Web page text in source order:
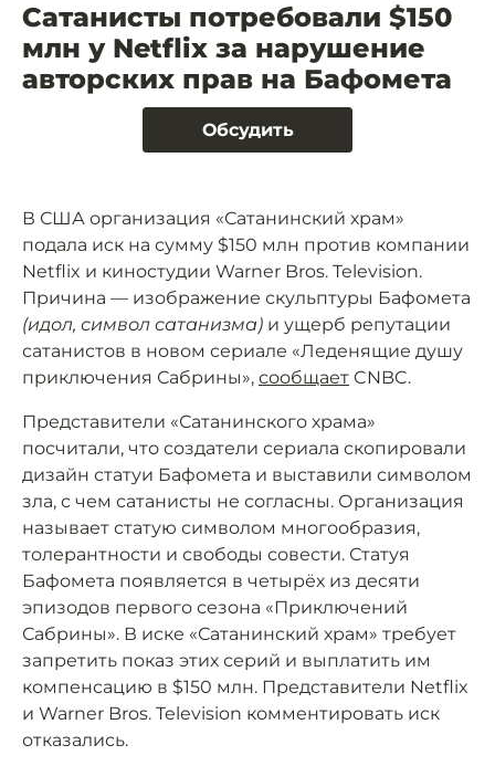
Сатанисты потребовали $150
млн у Netflix за нарушение
авторских прав на Бафомета
Обсудить
В США организация «Сатанинский храм»
подала иск на сумму $150 млн против компании
Netflix и киностудии Warner Bros. Television.
Причина — изображение скульптуры Бафомета
(идол, символ сатанизма) и ущерб репутации
сатанистов в новом сериале «Леденящие душу
приключения Сабрины», сообщает CNBC.
Представители «Сатанинского храма»
посчитали, что создатели сериала скопировали
дизайн статуи Бафомета и выставили символом
зла, с чем сатанисты не согласны. Организация
называет статую символом многообразия,
толерантности и свободы совести. Статуя
Бафомета появляется в четырёх из десяти
эпизодов первого сезона «Приключений
Сабрины». В иске «Сатанинский храм» требует
запретить показ этих серий и выплатить им
компенсацию в $150 млн. Представители Netflix
и Warner Bros. Television комментировать иск
отказались.